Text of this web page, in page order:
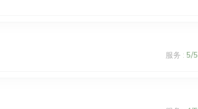
服务 : 5/5